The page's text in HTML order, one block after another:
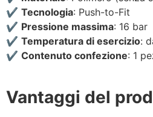
✔️ Tecnologia: Push-to-Fit
✔️ Pressione massima: 16 bar
✔️ Temperatura di esercizio:
✔️ Contenuto confezione: 1
Vantaggi del